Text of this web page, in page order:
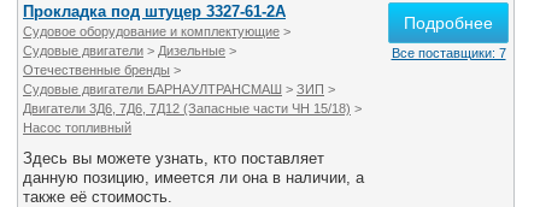
Прокладка под штуцер 3327-61-2А
Судовое оборудование и комплектующие >
Судовые двигатели > Дизельные >
Отечественные бренды >
Судовые двигатели БАРНАУЛТРАНСМАШ > ЗИП >
Двигатели 3Д6, 7Д6, 7Д12 (Запасные части ЧН 15/18) >
Насос топливный
Здесь вы можете узнать, кто поставляет
данную позицию, имеется ли она в наличии, а
также её стоимость.
Подробнее
Все поставщики: 7